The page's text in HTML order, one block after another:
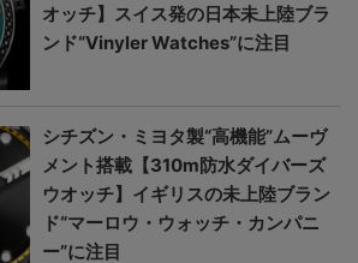
オッチ】スイス発の日本未上陸ブラ
ンド“Vinyler Watches”に注目
シチズン・ミヨタ製“高機能”ムーヴ
メント搭載【310m防水ダイバーズ
ウオッチ】イギリスの未上陸ブラン
ド“マーロウ・ウォッチ・カンパニ
ー”に注目